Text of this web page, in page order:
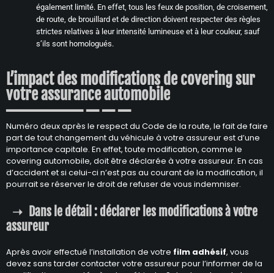
également limité. En effet, tous les feux de position, de croisement,
de route, de brouillard et de direction doivent respecter des règles
strictes relatives à leur intensité lumineuse et à leur couleur, sauf
s’ils sont homologués.
L’impact des modifications de covering sur
votre assurance automobile
Numéro deux après le respect du Code de la route, le fait de faire
part de tout changement du véhicule à votre assureur est d’une
importance capitale. En effet, toute modification, comme le
covering automobile, doit être déclarée à votre assureur. En cas
d’accident et si celui-ci n’est pas au courant de la modification, il
pourrait se réserver le droit de refuser de vous indemniser.
Dans le détail : déclarer les modifications à votre
assureur
Après avoir effectué l’installation de votre film adhésif, vous
devez sans tarder contacter votre assureur pour l’informer de la